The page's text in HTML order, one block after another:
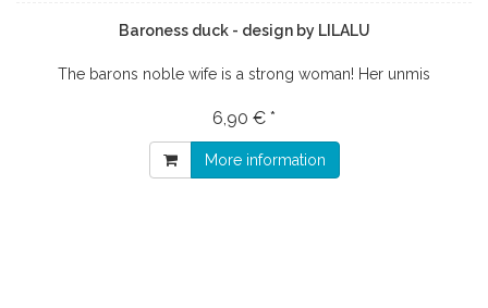
Baroness duck - design by LILALU
The barons noble wife is a strong woman! Her unmis
6,90 € *
More information